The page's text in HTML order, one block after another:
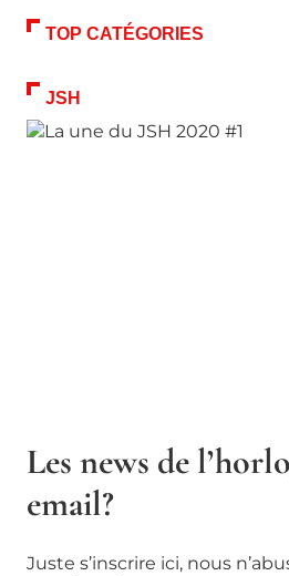
TOP CATÉGORIES
JSH
Les news de
email?
Juste s’inscrire ici, nous